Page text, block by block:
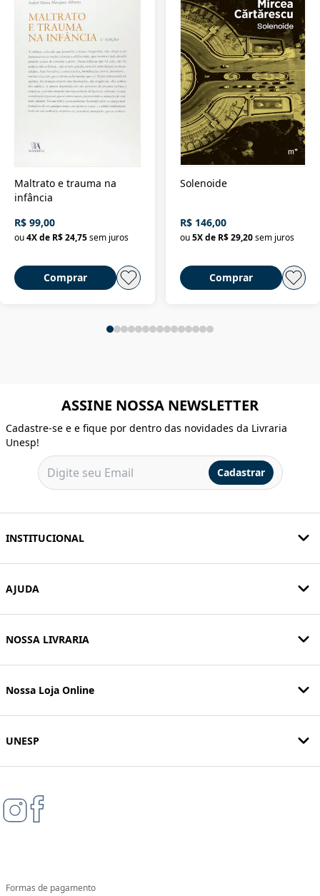
Maltrato e trauma na
infância
R$ 99,00
ou4X de R$ 24,75sem juros
Comprar
Solenoide
R$ 146,00
ou 5X de R$ 29,20 sem juros
Comprar
ASSINE NOSSA NEWSLETTER
Cadastre-se e e fique por dentro das novidades da Livraria
Unesp!
Cadastrar
INSTITUCIONAL
AJUDA
NOSSA LIVRARIA
Nossa Loja Online
UNESP
Formas de pagamento